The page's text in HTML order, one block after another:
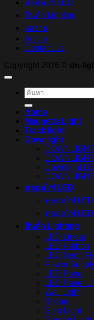
หลอดไฟ LED
สินค้า Lighting
ผลงาน
Article
Contact Us
Copyright 2026 © dn-
ค้นหา:
Home
Magnetic Light
Track light
Downlight
Downlight
หลอดไฟ LED
หลอดไฟ LED
หลอดไฟ LED
สินค้า Lighting
LED Linear
LED Ribbon
LED Neon
Power
LED Panel
LED Panel
Wall Light
Bollard
Step Light